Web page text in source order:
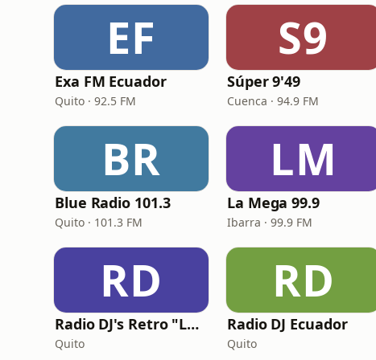
EF
Exa FM Ecuador
Quito · 92.5 FM
S9
Súper 9'49
Cuenca · 94.9 FM
BR
Blue Radio 101.3
Quito · 101.3 FM
LM
La Mega 99.9
Ibarra · 99.9 FM
RD
Radio DJ's Retro "La Radio Retro"
Quito
RD
Radio DJ Ecuador
Quito